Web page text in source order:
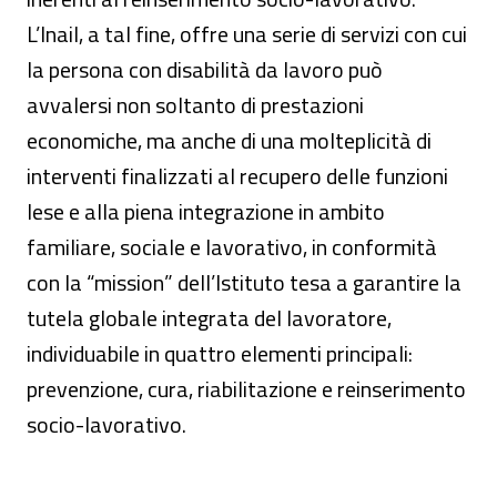
L’Inail, a tal fine, offre una serie di servizi con cui
la persona con disabilità da lavoro può
avvalersi non soltanto di prestazioni
economiche, ma anche di una molteplicità di
interventi finalizzati al recupero delle funzioni
lese e alla piena integrazione in ambito
familiare, sociale e lavorativo, in conformità
con la “mission” dell’Istituto tesa a garantire la
tutela globale integrata del lavoratore,
individuabile in quattro elementi principali:
prevenzione, cura, riabilitazione e reinserimento
socio-lavorativo.